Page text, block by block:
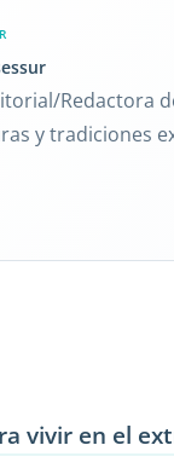
Redactora
y tradiciones
vivir en el